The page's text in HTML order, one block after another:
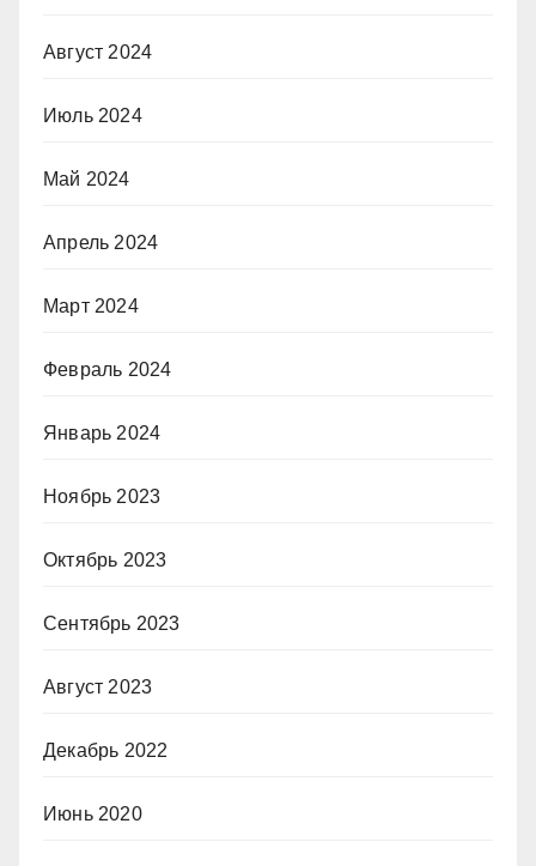
Август 2024
Июль 2024
Май 2024
Апрель 2024
Март 2024
Февраль 2024
Январь 2024
Ноябрь 2023
Октябрь 2023
Сентябрь 2023
Август 2023
Декабрь 2022
Июнь 2020